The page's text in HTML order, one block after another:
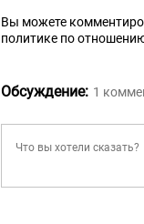
Вы можете
политике по
Обсуждение: 1